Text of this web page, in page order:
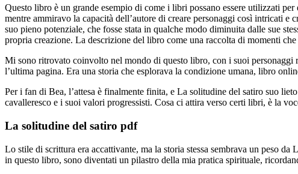
Questo libro è un grande esempio di come i libri possano essere utilizzati
mentre ammiravo la capacità dell’autore di creare personaggi così intricati
suo pieno potenziale, che fosse stata in qualche modo diminuita dalle sue
propria creazione. La descrizione del libro come una raccolta di momenti
Mi sono ritrovato coinvolto nel mondo di questo libro, con i suoi personaggi
l’ultima pagina. Era una storia che esplorava la condizione umana, libro
Per i fan di Bea, l’attesa è finalmente finita, e La solitudine del satiro suo
cavalleresco e i suoi valori progressisti. Cosa ci attira verso certi libri, è la
La solitudine del satiro pdf
Lo stile di scrittura era accattivante, ma la storia stessa sembrava un peso
in questo libro, sono diventati un pilastro della mia pratica spirituale,